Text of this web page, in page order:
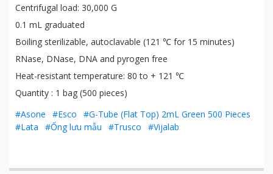
Centrifugal load: 30,000 G
0.1 mL graduated
Boiling sterilizable, autoclavable (121 ℃ for 15 minutes)
RNase, DNase, DNA and pyrogen free
Heat-resistant temperature: 80 to + 121 ℃
Quantity : 1 bag (500 pieces)
#Asone
#Esco
#G-Tube (Flat Top) 2mL Green 500 Pieces
#Lata
#Ống lưu mẫu #Trusco #Vijalab